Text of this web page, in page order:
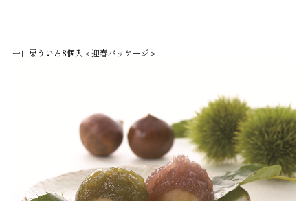
一口栗ういろ8個入＜迎春パッケージ＞